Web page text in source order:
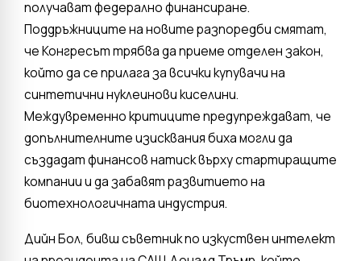
получават федерално финансиране.
Поддръжниците на новите разпоредби смятат,
че Конгресът трябва да приеме отделен закон,
който да се прилага за всички купувачи на
синтетични нуклеинови киселини.
Междувременно критиците предупреждават, че
допълнителните изисквания биха могли да
създадат финансов натиск върху стартиращите
компании и да забавят развитието на
биотехнологичната индустрия.
Дийн Бол, бивш съветник по изкуствен интелект